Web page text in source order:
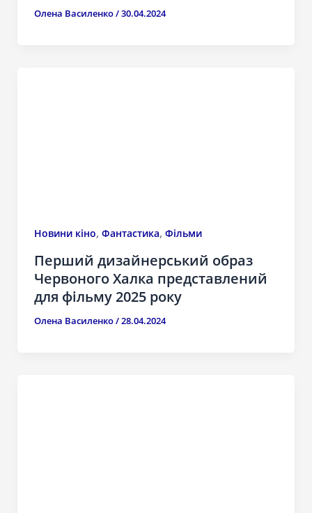
Олена Василенко/30.04.2024
Новини кіно, Фантастика, Фільми
Перший дизайнерський образ
Червоного Халка представлений
для фільму 2025 року
Олена Василенко/28.04.2024